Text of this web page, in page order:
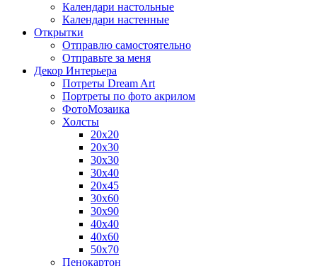
Календари настольные
Календари настенные
Открытки
Отправлю самостоятельно
Отправьте за меня
Декор Интерьера
Потреты Dream Art
Портреты по фото акрилом
ФотоМозаика
Холсты
20х20
20х30
30х30
30х40
20х45
30х60
30х90
40х40
40х60
50х70
Пенокартон